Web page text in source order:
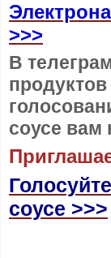
>>>
В
соусе вам
соусе >>>